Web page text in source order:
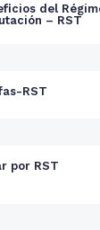
del
– RST
RST
por RST